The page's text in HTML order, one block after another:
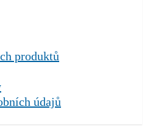
produktů
údajů